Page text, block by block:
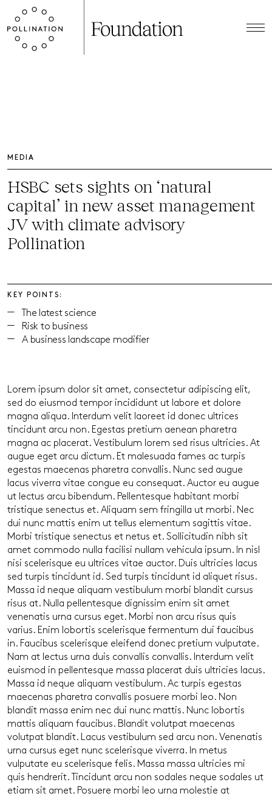
MEDIA
HSBC sets sights on ‘natural
capital’ in new asset management
JV with climate advisory
Pollination
KEY POINTS:
The latest science
Risk to business
A business landscape modifier
Lorem ipsum dolor sit amet, consectetur adipiscing elit,
sed do eiusmod tempor incididunt ut labore et dolore
magna aliqua. Interdum velit laoreet id donec ultrices
tincidunt arcu non. Egestas pretium aenean pharetra
magna ac placerat. Vestibulum lorem sed risus ultricies. At
augue eget arcu dictum. Et malesuada fames ac turpis
egestas maecenas pharetra convallis. Nunc sed augue
lacus viverra vitae congue eu consequat. Auctor eu augue
ut lectus arcu bibendum. Pellentesque habitant morbi
tristique senectus et. Aliquam sem fringilla ut morbi. Nec
dui nunc mattis enim ut tellus elementum sagittis vitae.
Morbi tristique senectus et netus et. Sollicitudin nibh sit
amet commodo nulla facilisi nullam vehicula ipsum. In nisl
nisi scelerisque eu ultrices vitae auctor. Duis ultricies lacus
sed turpis tincidunt id. Sed turpis tincidunt id aliquet risus.
Massa id neque aliquam vestibulum morbi blandit cursus
risus at. Nulla pellentesque dignissim enim sit amet
venenatis urna cursus eget. Morbi non arcu risus quis
varius. Enim lobortis scelerisque fermentum dui faucibus
in. Faucibus scelerisque eleifend donec pretium vulputate.
Nam at lectus urna duis convallis convallis. Interdum velit
euismod in pellentesque massa placerat duis ultricies lacus.
Massa id neque aliquam vestibulum. Ac turpis egestas
maecenas pharetra convallis posuere morbi leo. Non
blandit massa enim nec dui nunc mattis. Nunc lobortis
mattis aliquam faucibus. Blandit volutpat maecenas
volutpat blandit. Lacus vestibulum sed arcu non. Venenatis
urna cursus eget nunc scelerisque viverra. In metus
vulputate eu scelerisque felis. Massa massa ultricies mi
quis hendrerit. Tincidunt arcu non sodales neque sodales ut
etiam sit amet. Posuere morbi leo urna molestie at